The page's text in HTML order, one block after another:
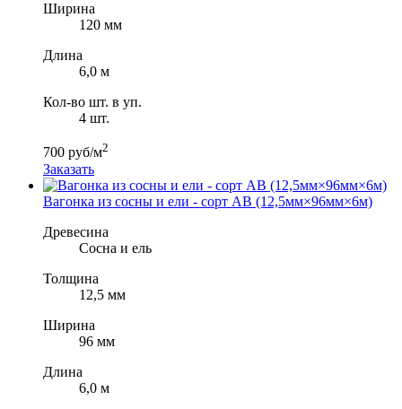
Ширина
120 мм
Длина
6,0 м
Кол-во шт. в уп.
4 шт.
700 руб/м2
Заказать
Вагонка из сосны и ели - сорт AB (12,5мм×96мм×6м)
Древесина
Сосна и ель
Толщина
12,5 мм
Ширина
96 мм
Длина
6,0 м